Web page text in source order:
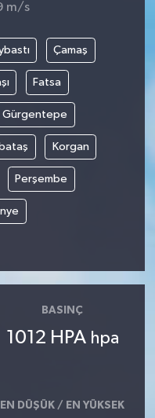
m/s
Çamaş
Fatsa
Gürgentepe
Korgan
Perşembe
BASINÇ
1012 HPA hpa
EN DÜŞÜK / EN YÜKSEK